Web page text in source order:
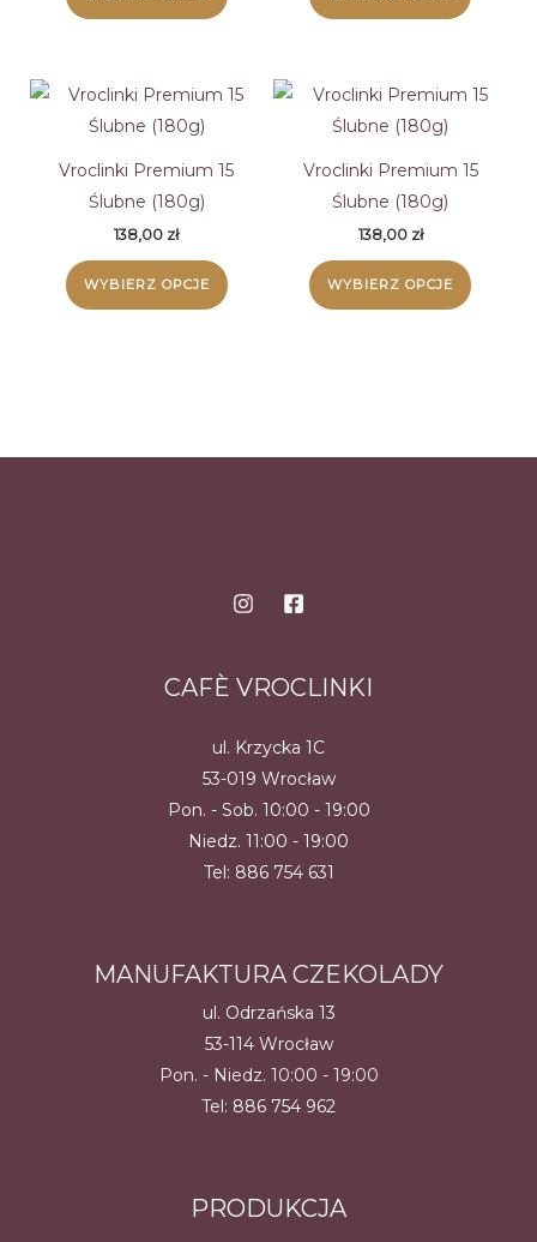
Vroclinki Premium 15
Ślubne (180g)
138,00 zł
WYBIERZ OPCJE
Vroclinki Premium 15
Ślubne (180g)
138,00 zł
WYBIERZ OPCJE
CAFÈ VROCLINKI
ul. Krzycka 1C
53-019 Wrocław
Pon. - Sob. 10:00 - 19:00
Niedz. 11:00 - 19:00
Tel: 886 754 631
MANUFAKTURA CZEKOLADY
ul. Odrzańska 13
53-114 Wrocław
Pon. - Niedz. 10:00 - 19:00
Tel: 886 754 962
PRODUKCJA